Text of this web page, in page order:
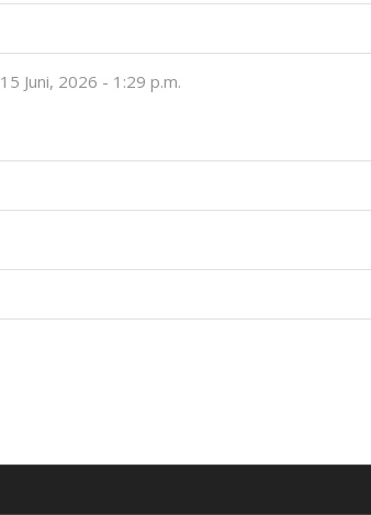
15 Juni, 2026 - 1:29 p.m.